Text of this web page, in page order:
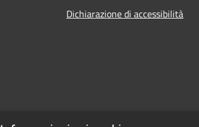
Dichiarazione di accessibilità